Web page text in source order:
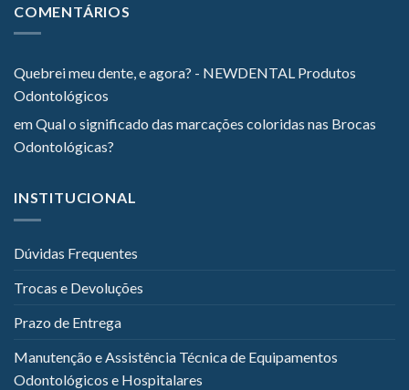
COMENTÁRIOS
Quebrei meu dente, e agora? - NEWDENTAL Produtos
Odontológicos
emQual o significado das marcações coloridas nas Brocas
Odontológicas?
INSTITUCIONAL
Dúvidas Frequentes
Trocas e Devoluções
Prazo de Entrega
Manutenção e Assistência Técnica de Equipamentos
Odontológicos e Hospitalares